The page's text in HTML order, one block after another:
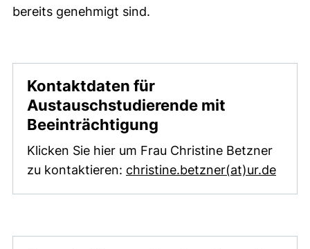
bereits genehmigt sind.
Kontaktdaten für
Austauschstudierende mit
Beeinträchtigung
Klicken Sie hier um Frau Christine Betzner
zu kontaktieren: christine.betzner​(at)​ur.de